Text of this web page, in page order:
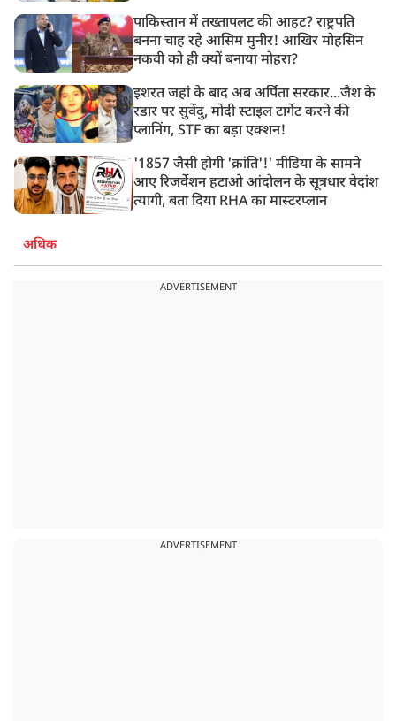
पाकिस्तान में तख्तापलट की आहट? राष्ट्रपति
बनना चाह रहे आसिम मुनीर! आखिर मोहसिन
नकवी को ही क्यों बनाया मोहरा?
इशरत जहां के बाद अब अर्पिता सरकार...जैश के
रडार पर सुवेंदु, मोदी स्टाइल टार्गेट करने की
प्लानिंग, STF का बड़ा एक्शन!
'1857 जैसी होगी 'क्रांति'!' मीडिया के सामने
आए रिजर्वेशन हटाओ आंदोलन के सूत्रधार वेदांश
त्यागी, बता दिया RHA का मास्टरप्लान
अधिक
ADVERTISEMENT
ADVERTISEMENT